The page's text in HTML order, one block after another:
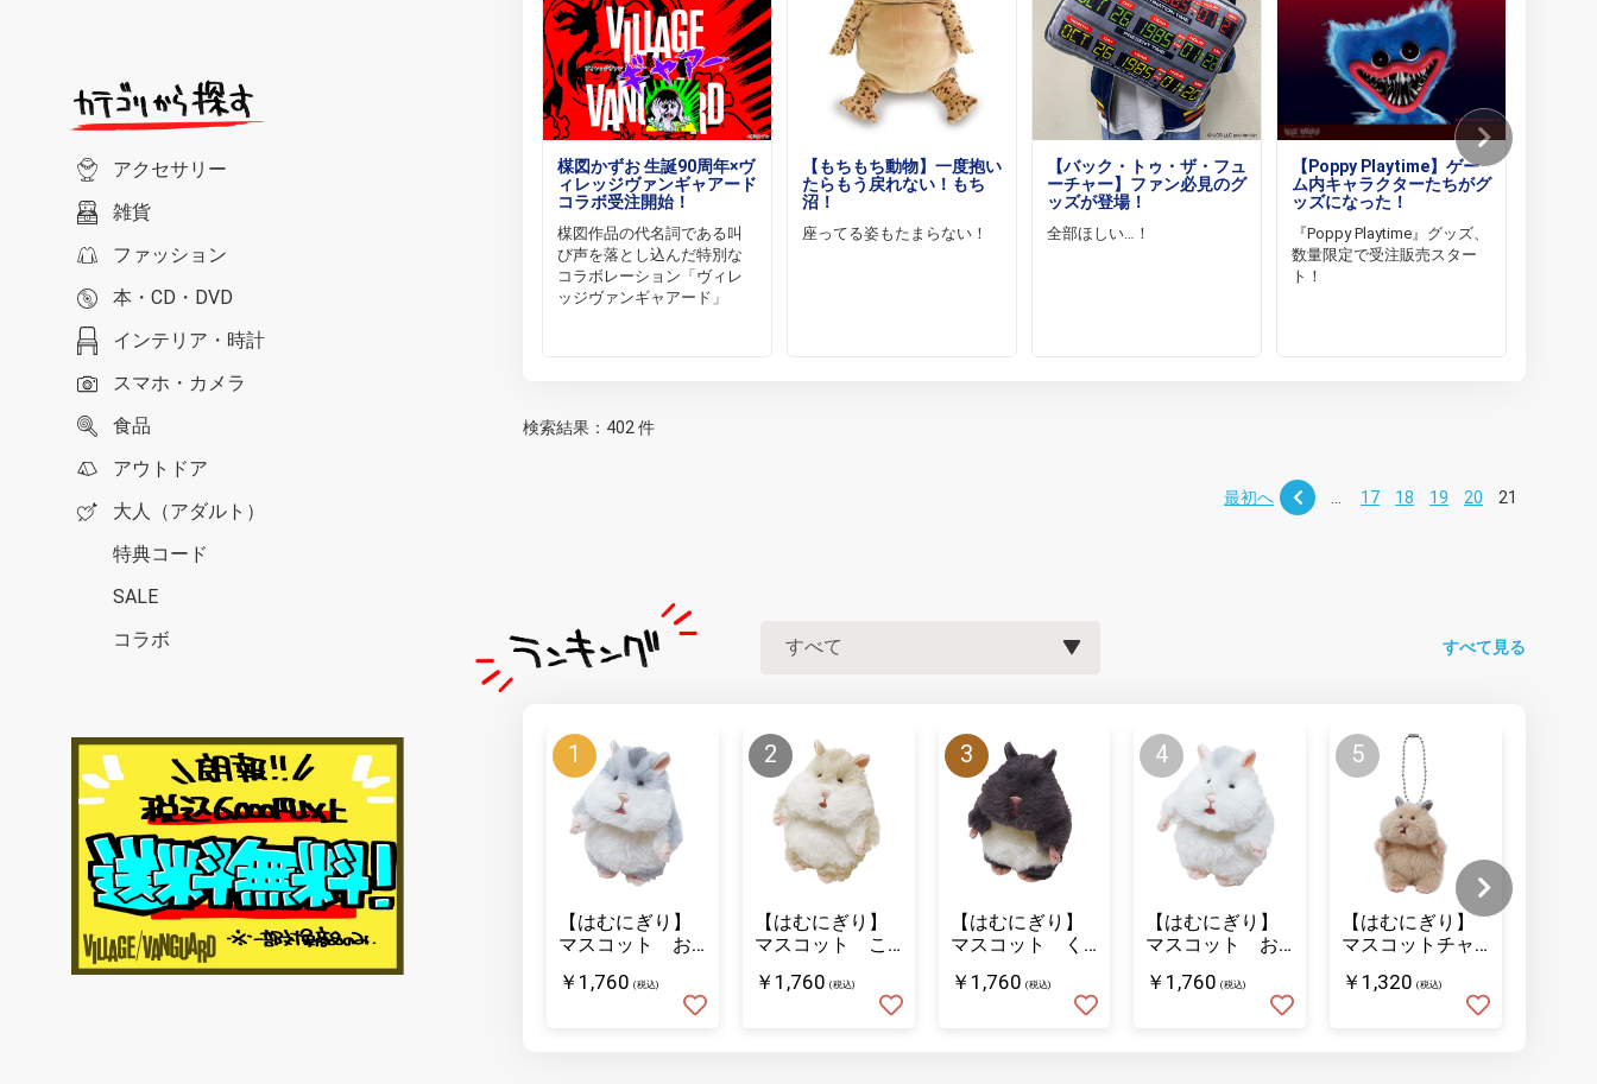
アクセサリー
雑貨
ファッション
本・CD・DVD
インテリア・時計
スマホ・カメラ
食品
アウトドア
大人（アダルト）
特典コード
SALE
コラボ
楳図かずお 生誕90周年×ヴ
ィレッジヴァンギャアード
コラボ受注開始！
楳図作品の代名詞である叫
び声を落とし込んだ特別な
コラボレーション「ヴィレ
ッジヴァンギャアード」
【もちもち動物】一度抱い
たらもう戻れない！もち
沼！
座ってる姿もたまらない！
【バック・トゥ・ザ・フュ
ーチャー】ファン必見のグ
ッズが登場！
全部ほしい…！
【Poppy Playtime】ゲー
ム内キャラクターたちがグ
ッズになった！
『Poppy Playtime』グッズ、
数量限定で受注販売スター
ト！
検索結果：402 件
最初へ 17 18 19 20 21
すべて見る
【はむにぎり】
マスコット お
￥1,760 (税込)
【はむにぎり】
マスコット こ
￥1,760 (税込)
【はむにぎり】
マスコット く
￥1,760 (税込)
【はむにぎり】
マスコット お
￥1,760 (税込)
【はむにぎり】
マスコットチャ
￥1,320 (税込)